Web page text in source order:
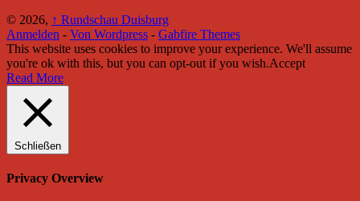
© 2026, ↑ Rundschau Duisburg
Anmelden - Von Wordpress - Gabfire Themes
This website uses cookies to improve your experience. We'll assume
you're ok with this, but you can opt-out if you wish.Accept
Read More
Schließen
Privacy Overview